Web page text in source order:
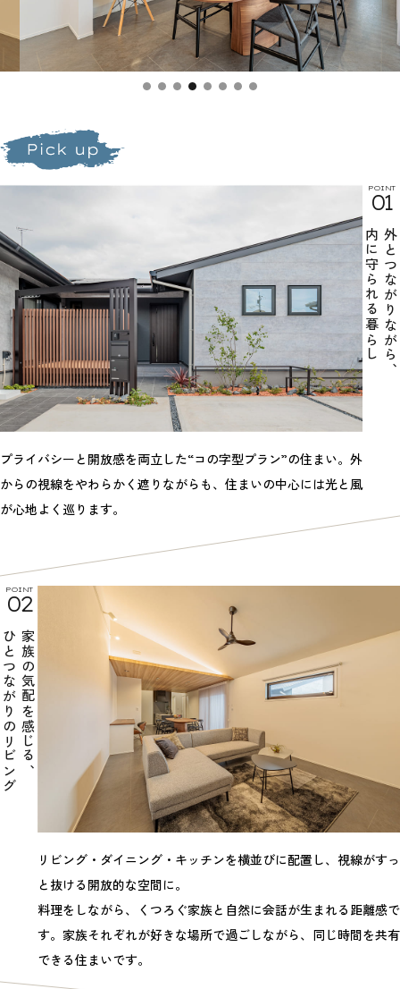
POINT
01
外とつながりながら、
内に守られる暮らし
プライバシーと開放感を両立した“コの字型プラン”の住まい。外
からの視線をやわらかく遮りながらも、住まいの中心には光と風
が心地よく巡ります。
POINT
02
家族の気配を感じる、
ひとつながりのリビング
リビング・ダイニング・キッチンを横並びに配置し、視線がすっ
と抜ける開放的な空間に。
料理をしながら、くつろぐ家族と自然に会話が生まれる距離感で
す。家族それぞれが好きな場所で過ごしながら、同じ時間を共有
できる住まいです。